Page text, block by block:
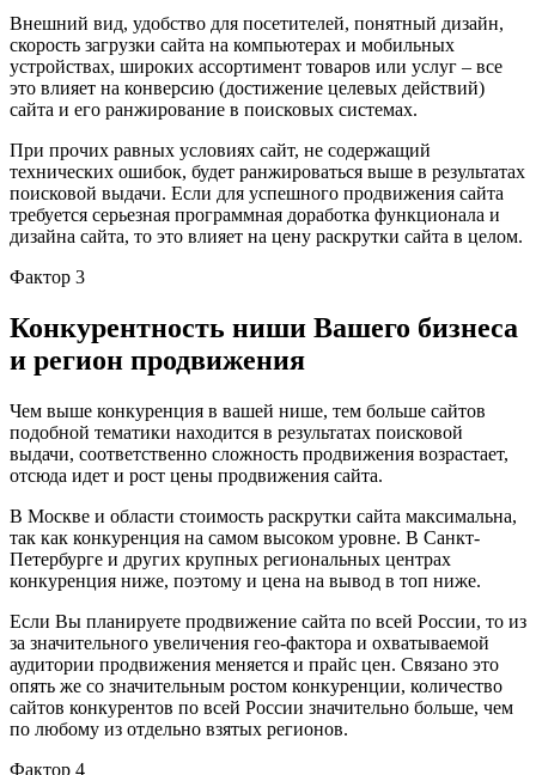
Внешний вид, удобство для посетителей, понятный дизайн,
скорость загрузки сайта на компьютерах и мобильных
устройствах, широких ассортимент товаров или услуг – все
это влияет на конверсию (достижение целевых действий)
сайта и его ранжирование в поисковых системах.
При прочих равных условиях сайт, не содержащий
технических ошибок, будет ранжироваться выше в результатах
поисковой выдачи. Если для успешного продвижения сайта
требуется серьезная программная доработка функционала и
дизайна сайта, то это влияет на цену раскрутки сайта в целом.
Фактор 3
Конкурентность ниши Вашего бизнеса
и регион продвижения
Чем выше конкуренция в вашей нише, тем больше сайтов
подобной тематики находится в результатах поисковой
выдачи, соответственно сложность продвижения возрастает,
отсюда идет и рост цены продвижения сайта.
В Москве и области стоимость раскрутки сайта максимальна,
так как конкуренция на самом высоком уровне. В Санкт-
Петербурге и других крупных региональных центрах
конкуренция ниже, поэтому и цена на вывод в топ ниже.
Если Вы планируете продвижение сайта по всей России, то из
за значительного увеличения гео-фактора и охватываемой
аудитории продвижения меняется и прайс цен. Связано это
опять же со значительным ростом конкуренции, количество
сайтов конкурентов по всей России значительно больше, чем
по любому из отдельно взятых регионов.
Фактор 4